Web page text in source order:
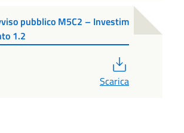
pubblico M5C2 – Investim
1.2
Scarica